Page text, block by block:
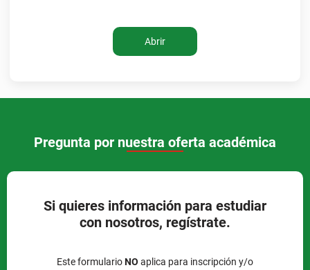
Abrir
Pregunta por nuestra oferta académica​
Si quieres información para estudiar
con nosotros, regístrate.
Este formularioNO aplica para inscripción y/o